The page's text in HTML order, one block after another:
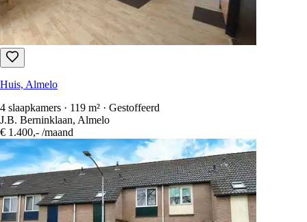
Huis, Almelo
4 slaapkamers · 119 m² · Gestoffeerd
J.B. Berninklaan, Almelo
€ 1.400,- /maand